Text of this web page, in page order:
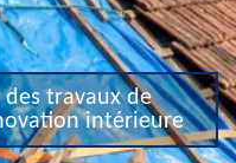
travaux de
intérieure